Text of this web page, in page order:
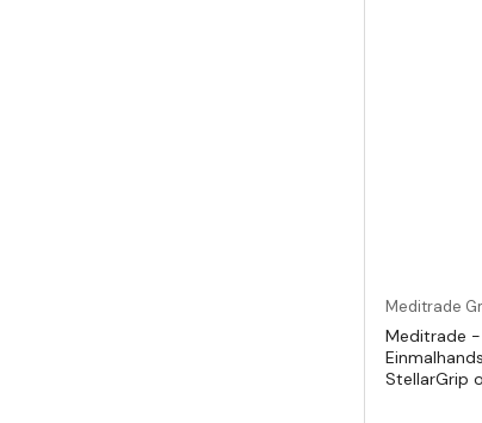
Meditrade
Meditrade -
StellarGrip